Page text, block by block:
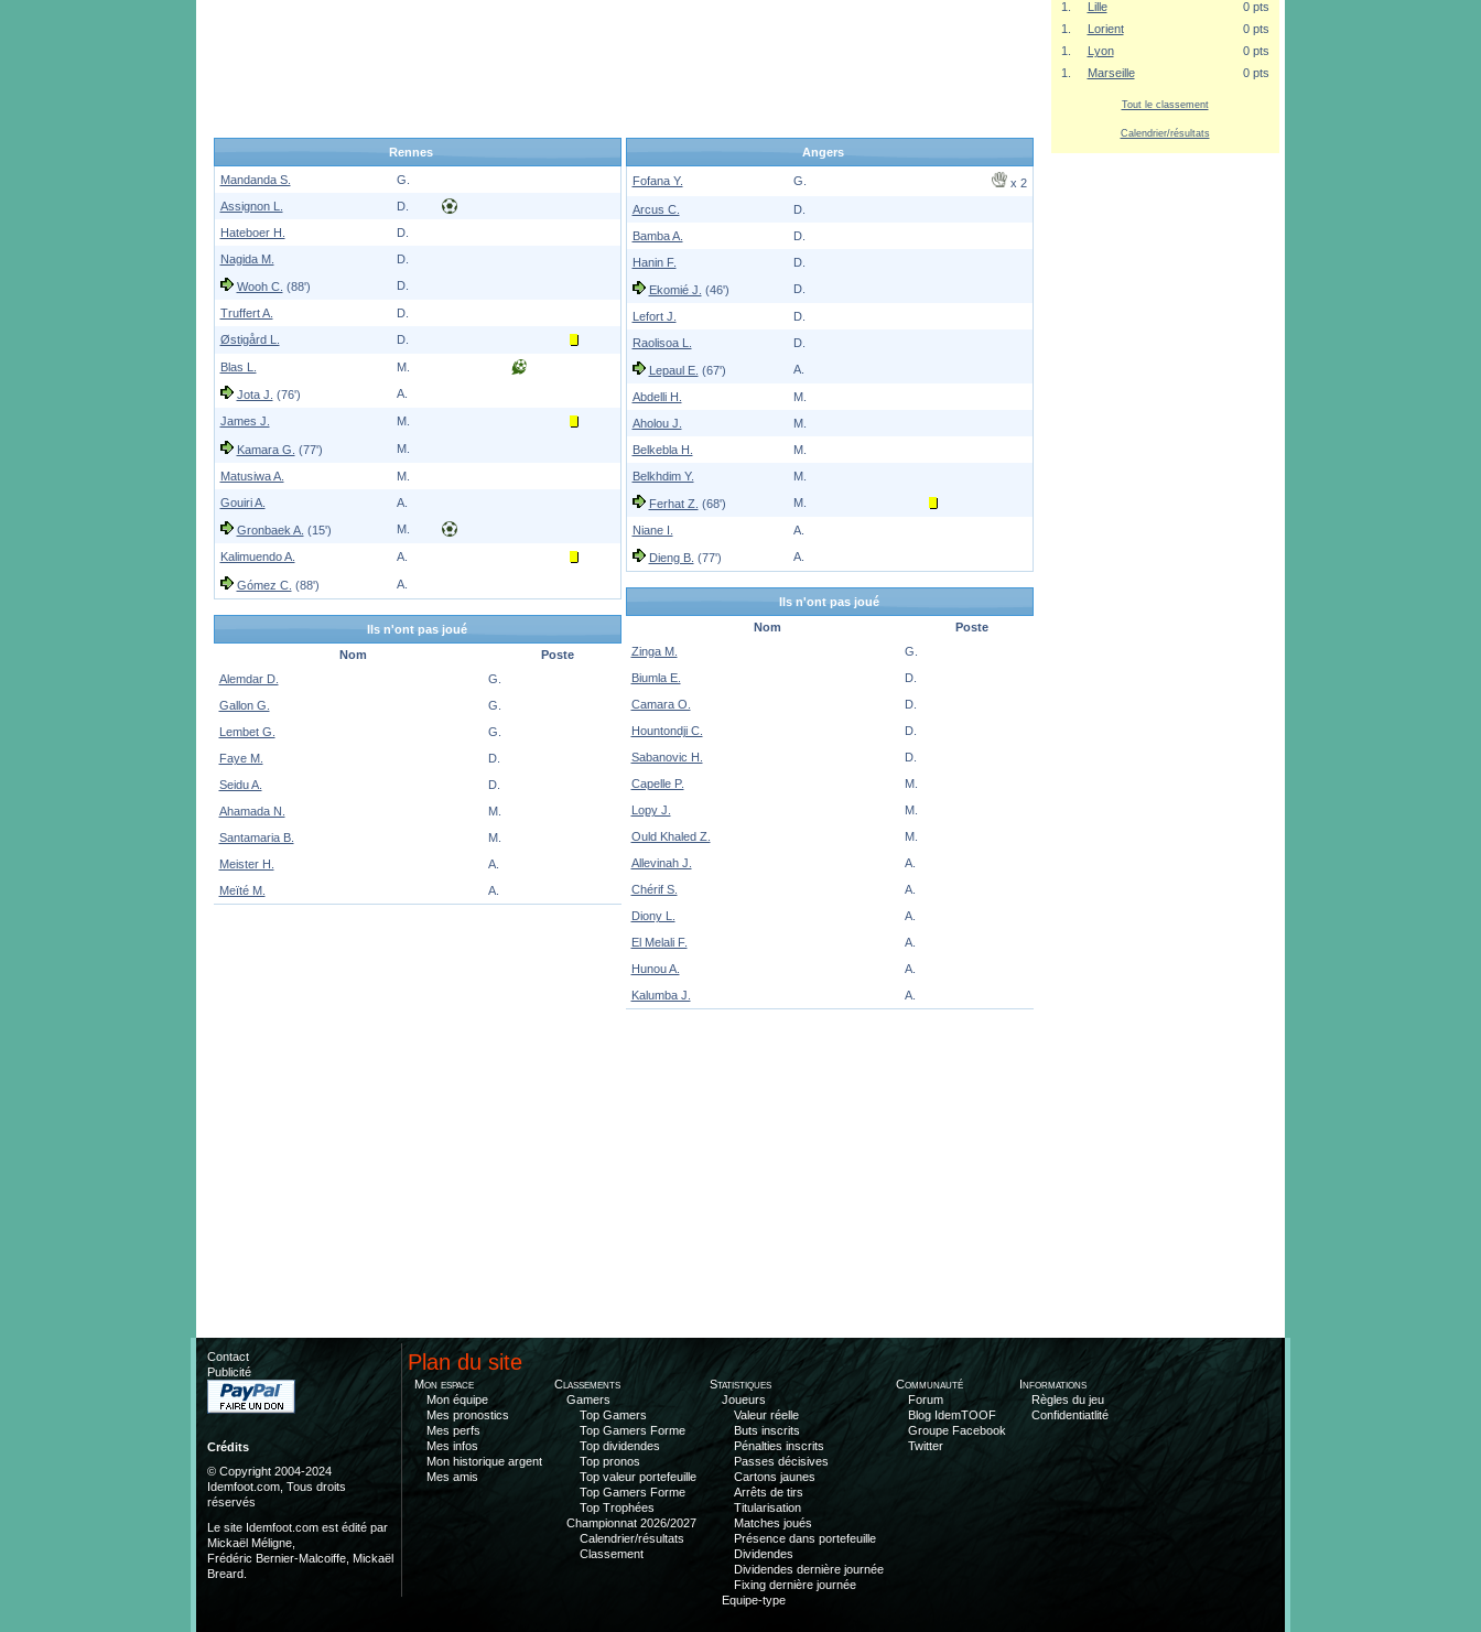
Rennes
Mandanda S.
G.
Assignon L.
D.
Hateboer H.
D.
Nagida M.
D.
Wooh C. (88') D.
Truffert A.
D.
Østigård L.
D.
Blas L. M.
Jota J. (76') A.
James J. M.
Kamara G. (77') M.
Matusiwa A.
M.
Gouiri A.
A.
Gronbaek A. (15') M.
Kalimuendo A. A.
Gómez C. (88') A.
Ils n'ont pas joué
Nom
Poste
Alemdar D.
G.
Gallon G.
G.
Lembet G.
G.
Faye M.
D.
Seidu A.
D.
Ahamada N.
M.
Santamaria B.
M.
Meister H.
A.
Meïté M.
A.
Angers
Fofana Y. G.
x 2
Arcus C.
D.
Bamba A.
D.
Hanin F.
D.
Ekomié J. (46') D.
Lefort J.
D.
Raolisoa L.
D.
Lepaul E. (67') A.
Abdelli H.
M.
Aholou J.
M.
Belkebla H.
M.
Belkhdim Y.
M.
Ferhat Z. (68') M.
Niane I. A.
Dieng B. (77') A.
Ils n'ont pas joué
Nom
Poste
Zinga M.
G.
Biumla E.
D.
Camara O.
D.
Hountondji C.
D.
Sabanovic H.
D.
Capelle P.
M.
Lopy J.
M.
Ould Khaled Z.
M.
Allevinah J.
A.
Chérif S.
A.
Diony L.
A.
El Melali F.
A.
Hunou A.
A.
Kalumba J.
A.
1.
Lille
0 pts
1.
Lorient
0 pts
1.
Lyon
0 pts
1.
Marseille 0 pts
Tout le classement
Calendrier/résultats
Contact
Publicité
Crédits
© Copyright 2004-2024
Idemfoot.com, Tous droits
réservés
Le site Idemfoot.com est édité par
Mickaël Méligne,
Frédéric Bernier-Malcoiffe, Mickaël
Breard.
Plan du site
Mon espace
Mon équipe
Mes pronostics
Mes perfs
Mes infos
Mon historique argent
Mes amis
Classements
Gamers
Top Gamers
Top Gamers Forme
Top dividendes
Top pronos
Top valeur portefeuille
Top Gamers Forme
Top Trophées
Championnat 2026/2027
Calendrier/résultats
Classement
Statistiques
Joueurs
Valeur réelle
Buts inscrits
Pénalties inscrits
Passes décisives
Cartons jaunes
Arrêts de tirs
Titularisation
Matches joués
Présence dans portefeuille
Dividendes
Dividendes dernière journée
Fixing dernière journée
Equipe-type
Communauté
Forum
Blog IdemTOOF
Groupe Facebook
Twitter
Informations
Règles du jeu
Confidentiatlité